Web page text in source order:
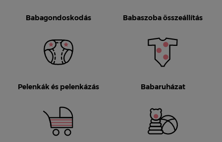
Babagondoskodás Babaszoba összeállítás
Pelenkák és pelenkázás Babaruházat